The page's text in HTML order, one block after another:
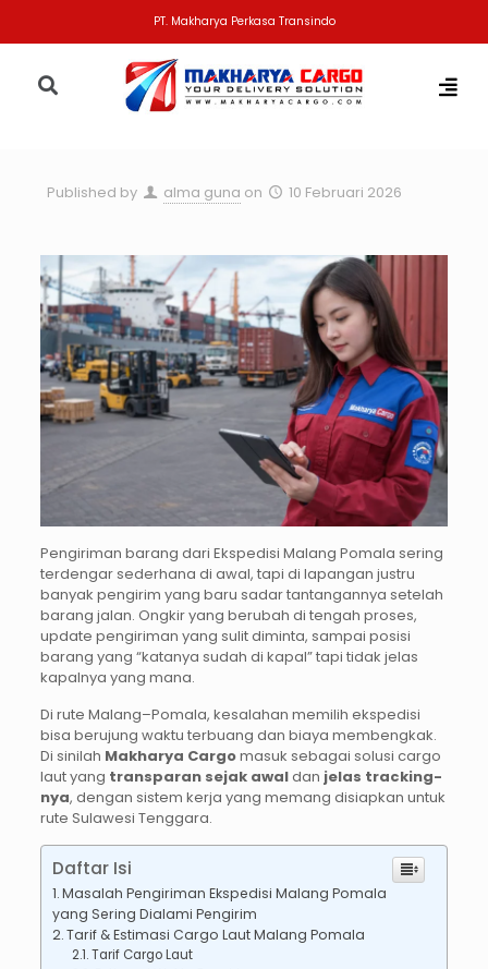
PT. Makharya Perkasa Transindo
Published by alma guna on 10 Februari 2026
Pengiriman barang dari Ekspedisi Malang Pomala sering
terdengar sederhana di awal, tapi di lapangan justru
banyak pengirim yang baru sadar tantangannya setelah
barang jalan. Ongkir yang berubah di tengah proses,
update pengiriman yang sulit diminta, sampai posisi
barang yang “katanya sudah di kapal” tapi tidak jelas
kapalnya yang mana.
Di rute Malang–Pomala, kesalahan memilih ekspedisi
bisa berujung waktu terbuang dan biaya membengkak.
Di sinilah Makharya Cargomasuk sebagai solusi cargo
laut yang transparan sejak awaldan jelas tracking-
nya, dengan sistem kerja yang memang disiapkan untuk
rute Sulawesi Tenggara.
Daftar Isi
Masalah Pengiriman Ekspedisi Malang Pomala
yang Sering Dialami Pengirim
Tarif & Estimasi Cargo Laut Malang Pomala
Tarif Cargo Laut